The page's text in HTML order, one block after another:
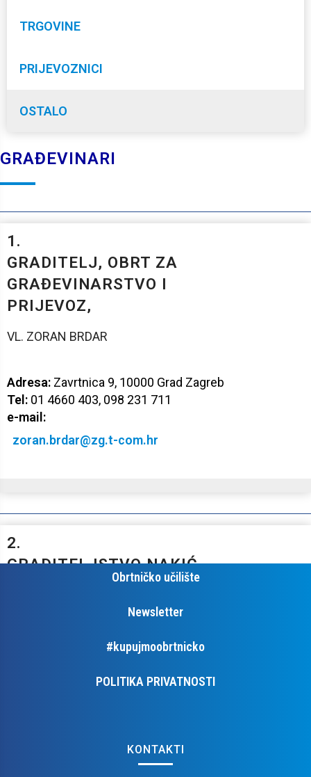
TRGOVINE
PRIJEVOZNICI
OSTALO
GRAĐEVINARI
1.
GRADITELJ, OBRT ZA
GRAĐEVINARSTVO I
PRIJEVOZ,
VL. ZORAN BRDAR
Adresa: Zavrtnica 9, 10000 Grad Zagreb
Tel: 01 4660 403, 098 231 711
e-mail:
zoran.brdar@zg.t-com.hr
2.
GRADITELJSTVO NAKIĆ,
GRADITELJSTVO,
Ul. Matije Magdalenića 1, 10410 Velika Gorica
graditeljstvo.nakic@gmail.com
OIB: 71767935067
IBAN: HR31 2360 0001 1013 4819 1
Obrtničko učilište
Newsletter
#kupujmoobrtnicko
POLITIKA PRIVATNOSTI
KONTAKTI